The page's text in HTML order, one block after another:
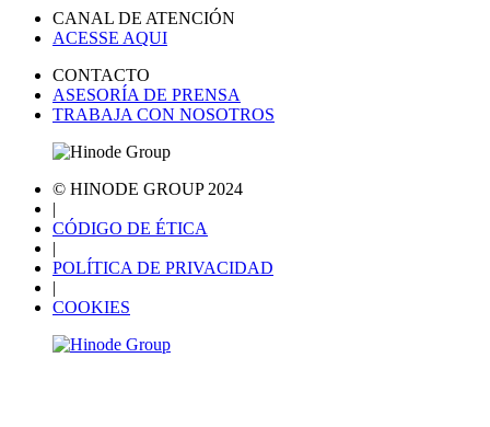
CANAL DE ATENCIÓN
ACESSE AQUI
CONTACTO
ASESORÍA DE PRENSA
TRABAJA CON NOSOTROS
© HINODE GROUP 2024
|
CÓDIGO DE ÉTICA
|
POLÍTICA DE PRIVACIDAD
|
COOKIES